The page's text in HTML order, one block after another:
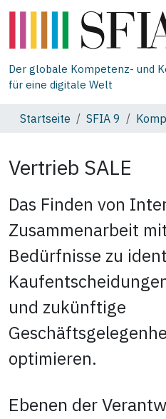
Der globale Kompetenz- und
für eine digitale Welt
Startseite SFIA 9
Vertrieb SALE
Das Finden von
Zusammenarbeit
Bedürfnisse zu
und zukünftige
optimieren.
Ebenen der